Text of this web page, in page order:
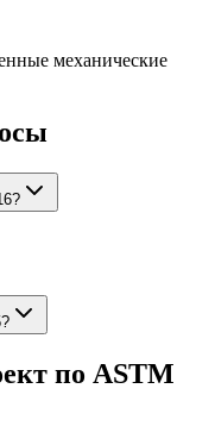
механические
по ASTM